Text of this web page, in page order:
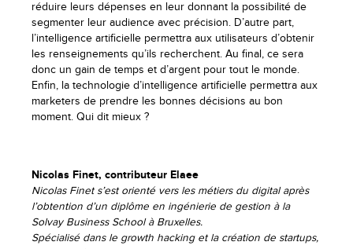
réduire leurs dépenses en leur donnant la possibilité de
segmenter leur audience avec précision. D’autre part,
l’intelligence artificielle permettra aux utilisateurs d’obtenir
les renseignements qu’ils recherchent. Au final, ce sera
donc un gain de temps et d’argent pour tout le monde.
Enfin, la technologie d’intelligence artificielle permettra aux
marketers de prendre les bonnes décisions au bon
moment. Qui dit mieux ?
Nicolas Finet, contributeur Elaee
Nicolas Finet s’est orienté vers les métiers du digital après
l’obtention d’un diplôme en ingénierie de gestion à la
Solvay Business School à Bruxelles.
Spécialisé dans le growth hacking et la création de startups,